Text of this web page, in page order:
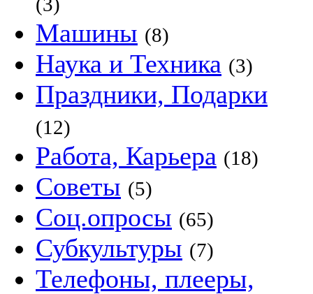
Машины (8)
Наука и Техника (3)
Праздники, Подарки
(12)
Работа, Карьера (18)
Советы (5)
Соц.опросы (65)
Субкультуры (7)
Телефоны, плееры,